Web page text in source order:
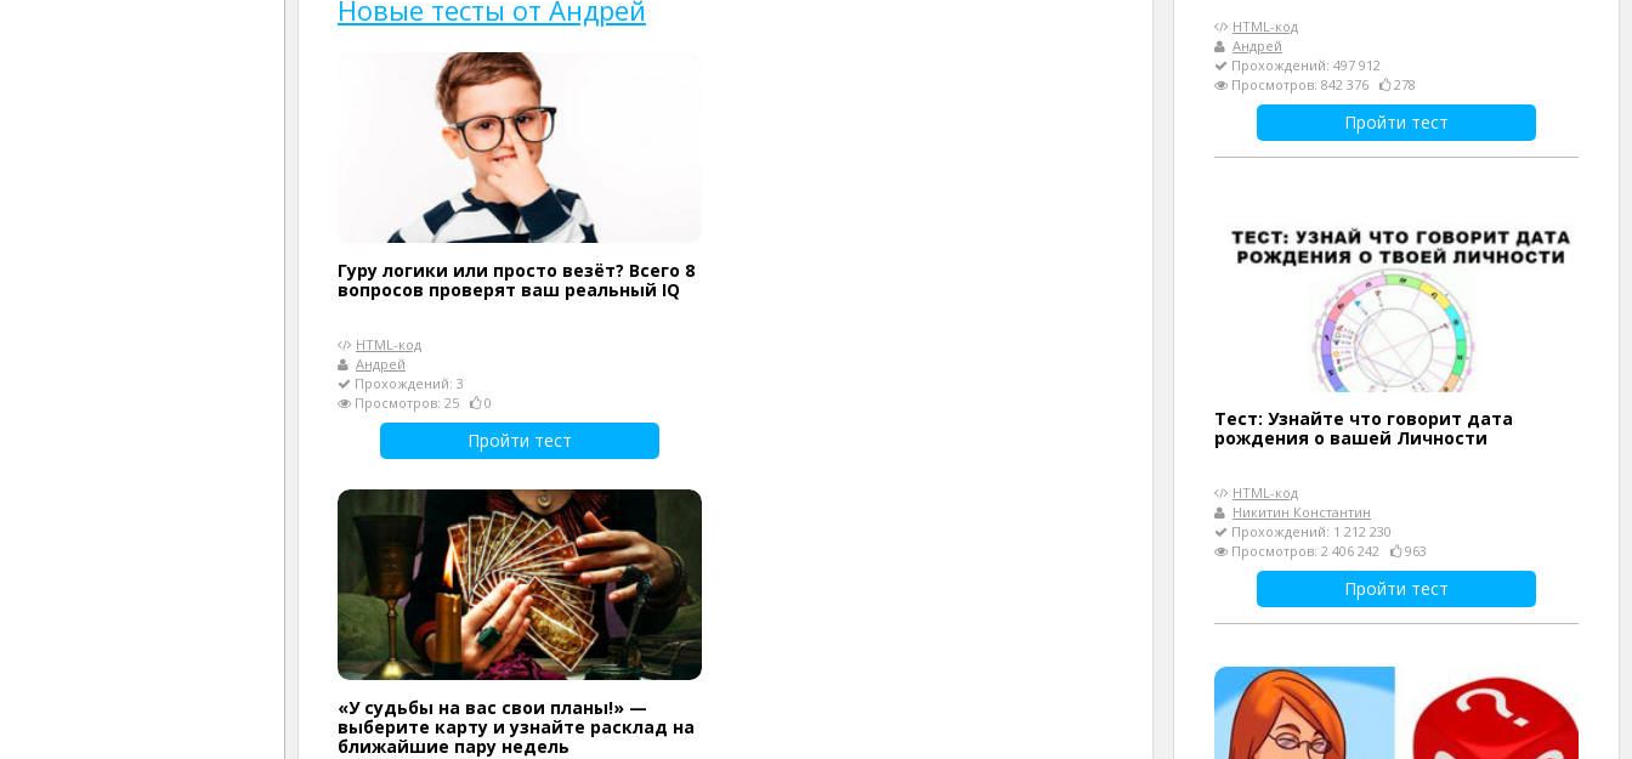
Новые тесты от Андрей
Гуру логики или просто везёт? Всего 8
вопросов проверят ваш реальный IQ
HTML-код
Андрей
Прохождений: 3
Просмотров: 25
0
Пройти тест
«У судьбы на вас свои планы!» —
выберите карту и узнайте расклад на
ближайшие пару недель
HTML-код
Андрей
Прохождений: 497 912
Просмотров: 842 376
278
Пройти тест
Тест: Узнайте что говорит дата
рождения о вашей Личности
HTML-код
Никитин Константин
Прохождений: 1 212 230
Просмотров: 2 406 242
963
Пройти тест